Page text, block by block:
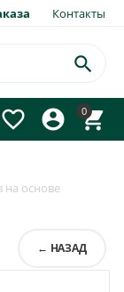
Контакты
0




основе
← НАЗАД